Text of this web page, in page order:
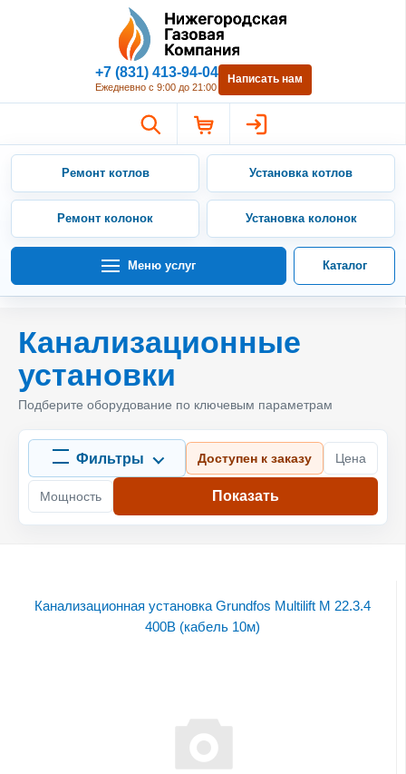
Нижегородская Газовая
+7 (831) 413-94-04
Ежедневно с 9:00 до 21:00
Написать нам
Ремонт котлов Установка котлов
Ремонт колонок Установка колонок
Меню услуг Каталог
Канализационные
установки
Подберите оборудование по ключевым параметрам
Фильтры Доступен к заказу Цена
Мощность Показать
Канализационная установка Grundfos Multilift M 22.3.4
400В (кабель 10м)